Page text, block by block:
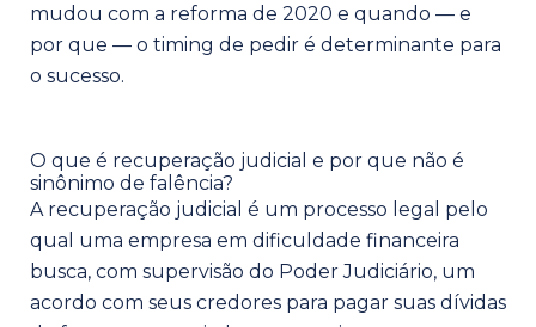
mudou com a reforma de 2020 e quando — e
por que — o timing de pedir é determinante para
o sucesso.
O que é recuperação judicial e por que não é
sinônimo de falência?
A recuperação judicial é um processo legal pelo
qual uma empresa em dificuldade financeira
busca, com supervisão do Poder Judiciário, um
acordo com seus credores para pagar suas dívidas